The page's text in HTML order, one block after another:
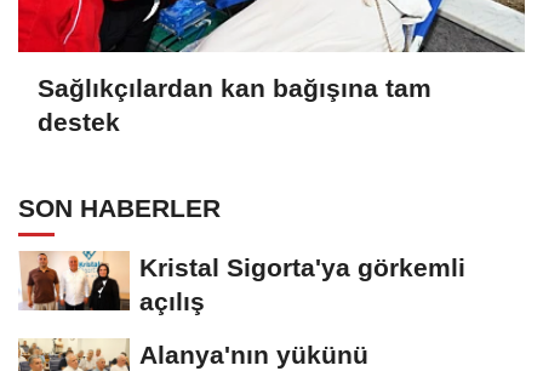
Sağlıkçılardan kan bağışına tam
destek
SON HABERLER
Kristal Sigorta'ya görkemli
açılış
Alanya'nın yükünü